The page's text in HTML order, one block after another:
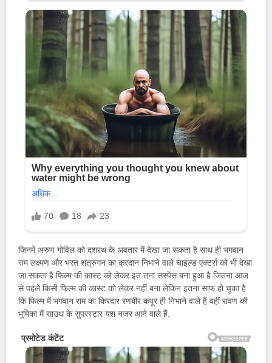
जिनमें अरुण गोविल को दशरथ के अवतार में देखा जा सकता है साथ ही भगवान
राम लक्ष्मण और भरत शत्रुगन का क्रदान निभाने वाले चाइल्ड एक्टर्स को भी देखा
जा सकता है फिल्म की कास्ट को लेकर इत तना सस्पेंस बना हुआ है जितना आज
से पहले किसी फिल्म की कास्ट को लेकर नहीं बना लेकिन इतना साफ हो चुका है
कि फिल्म में भगवान राम का किरदार रणबीर कपूर ही निभाने वाले हैं वहीं रावण की
भूमिका में साउथ के सुपरस्टार यश नजर आने वाले हैं.